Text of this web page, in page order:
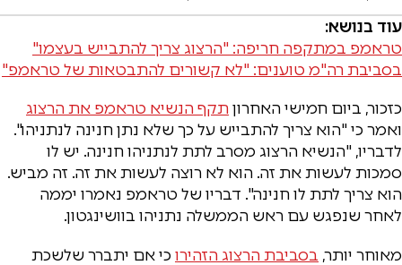
עוד בנושא:
טראמפ במתקפה חריפה: "הרצוג צריך להתבייש בעצמו"
בסביבת רה"מ טוענים: "לא קשורים להתבטאות של טראמפ"
כזכור, ביום חמישי האחרון תקף הנשיא טראמפ את הרצוג
ואמר כי "הוא צריך להתבייש על כך שלא נתן חנינה לנתניהו".
לדבריו, "הנשיא הרצוג מסרב לתת לנתניהו חנינה. יש לו
סמכות לעשות את זה. הוא לא רוצה לעשות את זה. זה מביש.
הוא צריך לתת לו חנינה". דבריו של טראמפ נאמרו יממה
לאחר שנפגש עם ראש הממשלה נתניהו בוושינגטון.
מאוחר יותר, בסביבת הרצוג הזהירו כי אם יתברר שלשכת